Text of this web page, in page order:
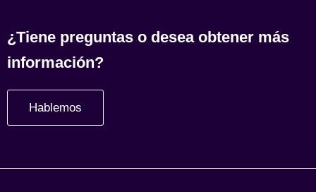
¿Tiene preguntas o desea obtener más
información?
Hablemos